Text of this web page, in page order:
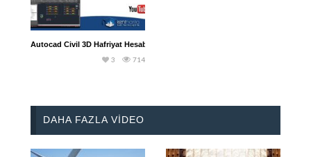
Autocad Civil 3D Hafriyat Hesabı Nasıl Yapılır
714
3
DAHA FAZLA VIDEO